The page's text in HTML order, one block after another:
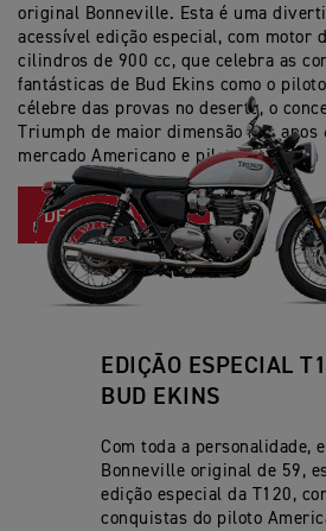
original Bonneville. Esta é uma
acessível edição especial, com motor
cilindros de 900 cc, que celebra as
fantásticas de Bud Ekins como o
célebre das provas no deserto, o
Triumph de maior dimensão nos anos
mercado Americano e piloto duplo em
DESCUBRA MAIS
EDIÇÃO ESPECIAL
BUD EKINS
Com toda a personalidade,
Bonneville original de 59,
edição especial da T120,
conquistas do piloto